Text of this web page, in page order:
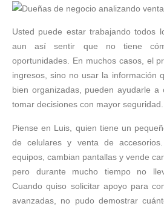
Usted puede estar trabajando todos
aun así sentir que no tiene
oportunidades. En muchos casos, el
ingresos, sino no usar la información
bien organizadas, pueden ayudarle a
tomar decisiones con mayor seguridad.
Piense en Luis, quien tiene un
de celulares y venta de
equipos, cambian pantallas y vende
pero durante mucho tiempo no
Cuando quiso solicitar apoyo para
avanzadas, no pudo demostrar